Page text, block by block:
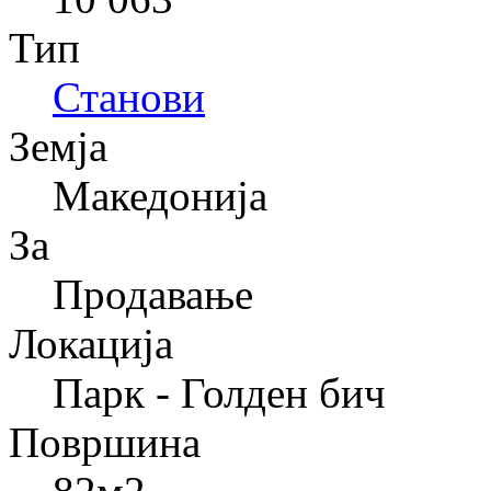
Тип
Станови
Земја
Македонија
За
Продавање
Локација
Парк - Голден бич
Површина